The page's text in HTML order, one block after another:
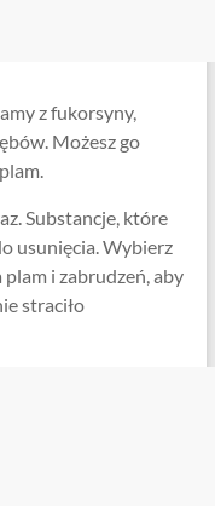
z fukorsyny,
Możesz go
Substancje, które
usunięcia. Wybierz
i zabrudzeń, aby
straciło